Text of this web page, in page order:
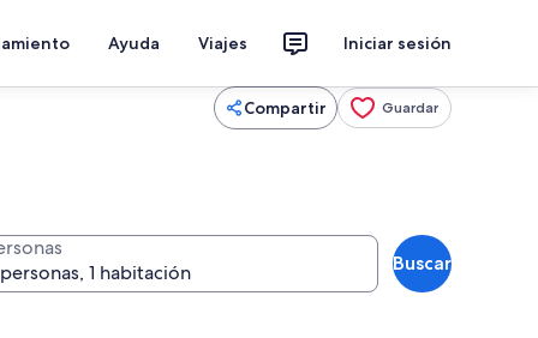
Ayuda Viajes Iniciar sesión
Compartir Guardar
Buscar